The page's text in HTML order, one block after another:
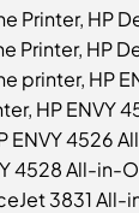
Printer, HP
Printer, HP
printer, HP
HP ENVY
4526
4528 All-in-
3831 All-